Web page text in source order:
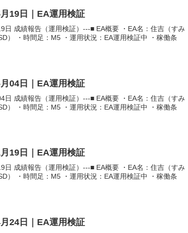
19日｜EA運用検証
日 成績報告（運用検証）---■ EA概要 ・EA名：住吉（すみ
） ・時間足：M5 ・運用状況：EA運用検証中 ・稼働条
04日｜EA運用検証
日 成績報告（運用検証）---■ EA概要 ・EA名：住吉（すみ
） ・時間足：M5 ・運用状況：EA運用検証中 ・稼働条
19日｜EA運用検証
日 成績報告（運用検証）---■ EA概要 ・EA名：住吉（すみ
） ・時間足：M5 ・運用状況：EA運用検証中 ・稼働条
24日｜EA運用検証